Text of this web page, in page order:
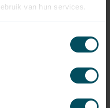
van hun services.
21,95
22,95